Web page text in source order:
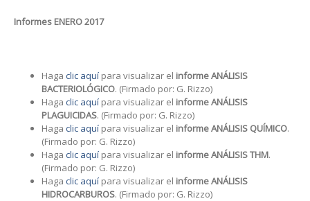
Informes ENERO 2017
Haga clic aquí para visualizar el informe ANÁLISIS
BACTERIOLÓGICO. (Firmado por: G. Rizzo)
Haga clic aquí para visualizar el informe ANÁLISIS
PLAGUICIDAS. (Firmado por: G. Rizzo)
Haga clic aquí para visualizar el informe ANÁLISIS QUÍMICO.
(Firmado por: G. Rizzo)
Haga clic aquí para visualizar el informe ANÁLISIS THM.
(Firmado por: G. Rizzo)
Haga clic aquí para visualizar el informe ANÁLISIS
HIDROCARBUROS. (Firmado por: G. Rizzo)